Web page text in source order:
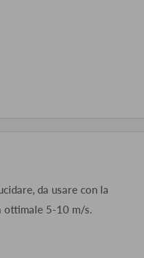
da usare con la
ottimale 5-10 m/s.